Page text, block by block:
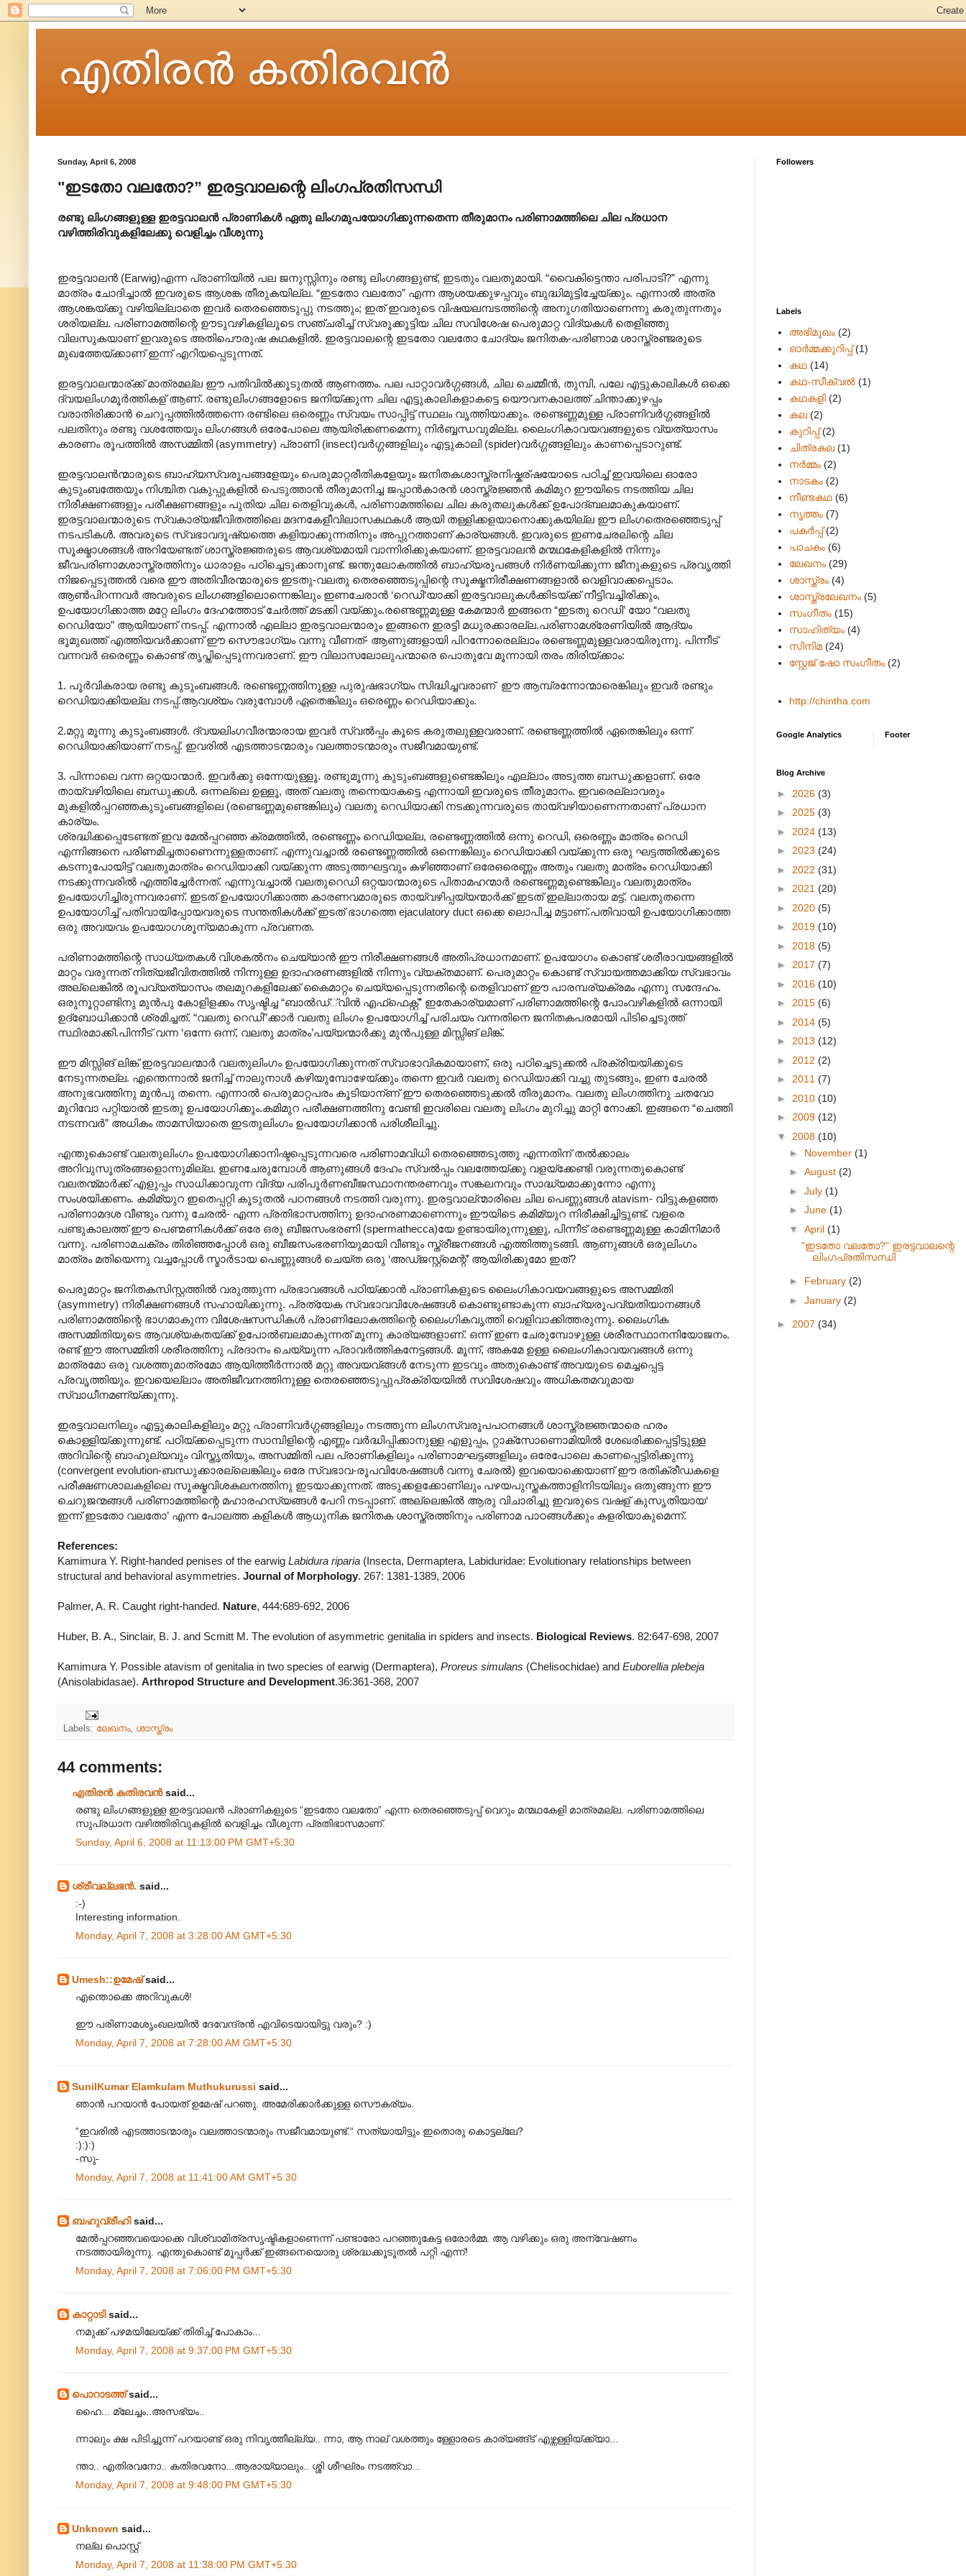
എതിരന്‍ കതിരവന്‍
Sunday, April 6, 2008
"ഇടതോ വലതോ?” ഇരട്ടവാല‍ന്റെ ലിംഗപ്രതിസന്ധി
രണ്ടു ലിംഗങ്ങളുള്ള ഇരട്ടവാലന്‍ പ്രാണികള്‍ ഏതു ലിംഗമുപയോഗിക്കുന്നതെന്ന തീരുമാനം പരിണാമത്തിലെ ചില പ്രധാന
വഴിത്തിരിവുകളിലേക്കു വെളിച്ചം വീശുന്നു
ഇരട്ടവാലന്‍ (Earwig)എന്ന പ്രാണിയില്‍ പല ജനുസ്സിനും രണ്ടു ലിംഗങ്ങളുണ്ട്, ഇടതും വലതുമായി. “വൈകിട്ടെന്താ പരിപാടി?” എന്നു
മാത്രം ചോദിച്ചാല്‍ ഇവരുടെ ആശങ്ക തീരുകയില്ല. “ഇടതോ വലതോ” എന്ന ആശയക്കുഴപ്പവും ബുദ്ധിമുട്ടിച്ചേയ്ക്കും. എന്നാല്‍ അത്ര
ആശങ്കയ്ക്കു വഴിയില്ലാതെ ഇവര്‍ തെരഞ്ഞെടുപ്പു നടത്തും; ഇത് ഇവരുടെ വിഷയലമ്പടത്തിന്റെ അനുഗതിയാണെന്നു കരുതുന്നതും
ശരിയല്ല. പരിണാമത്തിന്റെ ഊടുവഴികളിലൂടെ സഞ്ചരിച്ച് സ്വരൂക്കൂട്ടിയ ചില സവിശേഷ പെരുമാറ്റ വിദ്യകള്‍ തെളിഞ്ഞു
വിലസുകയാണ് ഇവരുടെ അതിപൌരുഷ കഥകളില്‍. ഇരട്ടവാലന്റെ ഇടതോ വലതോ ചോദ്യം ജനിതക-പരിണാമ ശാസ്ത്രഞ്ജരുടെ
മുഖത്തേയ്ക്കാണ് ഇന്ന് എറിയപ്പെടുന്നത്.
ഇരട്ടവാലന്മാര്ക്ക് മാത്രമല്ല ഈ പതിവില്‍ക്കൂടുതല്‍ ആണത്തം. പല പാറ്റാവര്‍ഗ്ഗങ്ങള്‍, ചില ചെമ്മീന്‍, തുമ്പി, പലേ എട്ടുകാലികള്‍ ഒക്കെ
ദ്വയലിംഗമൂര്‍ത്തികള് ആണ്. രണ്ടുലിംഗങ്ങളോടെ ജനിയ്ക്കുന്ന ചില എട്ടുകാലികളാകട്ടെ യൌവനകാല‍ത്ത് ചിന്താക്കുഴപ്പം
വരാതിരിക്കാന്‍ ചെറുപ്പത്തില്‍ത്തന്നെ രണ്ടിലെ ഒരെണ്ണം സ്വയം സാപ്പിട്ട് സ്ഥലം വൃത്തിയാക്കും. രണ്ടെണ്ണമുള്ള പ്രാണിവര്‍ഗ്ഗങ്ങളില്‍
പലതിനും രണ്ടു വശത്തേയും ലിംഗങ്ങള്‍ ഒരേപോലെ ആയിരിക്കണമെന്നു നിര്‍ബ്ബന്ധവുമില്ല. ലൈംഗികാവയവങ്ങളുടെ വ്യത്യാസം
കാരണം രൂപത്തില്‍ അസമ്മിതി (asymmetry) പ്രാണി (insect)വര്‍ഗ്ഗങ്ങളിലും എട്ടുകാലി (spider)വര്‍ഗ്ഗങ്ങളിലും കാണപ്പെടാറുണ്ട്.
ഇരട്ടവാലന്‍ന്മാരുടെ ബാഹ്യസ്വരൂപങ്ങളേയും പെരുമാറ്റരീതികളേയും ജനിതകശാസ്ത്രനിഷ്കര്ഷയോടെ പഠിച്ച് ഇവയിലെ ഓരോ
കുടുംബത്തേയും നിശ്ചിത വകുപ്പുകളില്‍ പെടുത്താന്‍ തീരുമാനിച്ച ജപ്പാന്‍കാരന്‍‍ ശാസ്ത്രജ്ഞന്‍ കമിമുറ ഈയിടെ നടത്തിയ ചില
നിരീക്ഷണങ്ങളും പരീക്ഷണങ്ങളും പുതിയ ചില തെളിവുകള്‍, പരിണാമത്തിലെ ചില കരുതലുകള്‍ക്ക് ഉപോദ്ബലമാകുകയാണ്.
ഇരട്ടവാലന്മാരുടെ സ്വകാര്യജീവിതത്തിലെ മദനകേളീവിലാസകഥകള്‍ ആയി തള്ളിക്കളയാനൊക്കുകയില്ല ഈ ലിംഗതെരഞ്ഞെടുപ്പ്
നടപടികള്‍. അവരുടെ സ്വഭാവദൂഷ്യത്തെ കളിയാക്കുന്നതിനും അപ്പുറത്താണ് കാര്യങ്ങള്‍. ഇവരുടെ ഇണചേരലിന്റെ ചില
സൂക്ഷ്മാശങ്ങള്‍ അറിയേണ്ടത് ശാസ്ത്രജ്ഞരുടെ ആവശ്യമായി വാന്നിരിക്കുകയാണ്. ഇരട്ടവാലന്‍‍ മന്മഥകേളികളില്‍ നിന്നും
ജീവപരിണാമശാസ്ത്രത്തിനും ധാരാളം പഠിച്ചെടുക്കാനുണ്ട്. ജന്തുലോകത്തില്‍ ബാഹ്യരൂപങ്ങള്‍ നിര്‍ണയിക്കുന്ന ജീനുകളുടെ പ്രവൃത്തി
നിജപ്പെടുത്തല്‍ വരെ ഈ അതിവീരന്മാരുടെ ഇടതു-വലതു തെരഞ്ഞെടുപ്പിന്റെ സൂക്ഷ്മനിരീക്ഷണങ്ങളാല്‍ വെളിവാക്കപ്പെടാം.
ആണ്‍പിറന്നവര്‍ അവരുടെ ലിംഗങ്ങളിലൊന്നെങ്കിലും ഇണചേരാന്‍ ‘റെഡി‘യാക്കി ഇരട്ടവാലുകള്‍ക്കിടയ്ക്ക് നീട്ടിവച്ചിരിക്കും,
ഉപയോഗിക്കാത്ത മറ്റേ ലിംഗം ദേഹത്തോട് ചേര്‍ത്ത് മടക്കി വയ്ക്കും.രണ്ടെണ്ണമുള്ള കേമന്മാര്‍ ഇങ്ങനെ “ഇടതു റെഡി’ യോ “വലതു
റെഡിയോ” ആയിയാണ് നടപ്പ്. എന്നാല്‍ എല്ലാ ഇരട്ടവാലന്മാരും ഇങ്ങനെ ഇരട്ടി മധുരക്കാരല്ല.പരിണാമശ്രേണിയില്‍ ആദ്യം
ഭൂമുഖത്ത് എത്തിയവര്‍ക്കാണ് ഈ സൌഭാഗ്യം വന്നു വീണത്- ആണുങ്ങളായി പിറന്നോരെല്ലാം രണ്ടെണ്ണമുള്ളവരായിരുന്നു. പിന്നീട്
വന്നവര്‍ ഒരെണ്ണം കൊണ്ട് തൃപ്തിപ്പെടുന്നവരാണ്. ഈ വിലാസലോലുപന്മാരെ പൊതുവേ മൂന്നായി തരം തിരിയ്ക്കാം:
1. പൂര്‍വികരായ രണ്ടു കുടുംബങ്ങള്‍. രണ്ടെണ്ണത്തിനുള്ള പുരുഷഭാഗ്യം സിദ്ധിച്ചവരാണ് ‍ ഈ ആമ്പ്രന്നോന്മാരെങ്കിലും ഇവര്‍ രണ്ടും
റെഡിയാക്കിയല്ല നടപ്പ്.ആവശ്യം വരുമ്പോള്‍‍ ഏതെങ്കിലും ഒരെണ്ണം റെഡിയാക്കും.
2.മറ്റു മൂന്നു കുടൂംബങ്ങള്‍. ദ്വയലിംഗവീരന്മാരായ ഇവര്‍‍ സ്വല്‍പ്പം കൂടെ കരുതലുള്ളവരാണ്. രണ്ടെണ്ണത്തില്‍ ഏതെങ്കിലും ഒന്ന്
റെഡിയാക്കിയാണ് നടപ്പ്. ഇവരില്‍‍ എടത്താടന്മാരും വലത്താടന്മാരും സജീവമായുണ്ട്.
3. പിന്നാലെ വന്ന ഒറ്റയാന്മാര്‍. ഇവര്‍ക്കു ഒന്നേയുള്ളൂ. രണ്ടുമൂന്നു കുടുംബങ്ങളുണ്ടെങ്കിലും എല്ലാം അടുത്ത ബന്ധുക്കളാണ്. ഒരേ
തായ്‌വഴിയിലെ ബന്ധുക്കള്‍. ഒന്നല്ലെ ഉള്ളൂ, അത് വലതു തന്നെയാകട്ടെ എന്നായി ഇവരുടെ തീരുമാനം. ഇവരെല്ലാവരും
മുകളില്‍പ്പറഞ്ഞകുടുംബങ്ങളിലെ (രണ്ടെണ്ണമുണ്ടെങ്കിലും) വലതു റെഡിയാക്കി നടക്കുന്നവരുടെ തായ്‌വഴിയാണെന്നതാണ് പ്രധാന
കാര്യം.
ശ്രദ്ധിക്കപ്പെടേണ്ടത് ഇവ മേല്‍പ്പറഞ്ഞ ക്രമത്തില്‍, രണ്ടെണ്ണം റെഡിയല്ല, രണ്ടെണ്ണത്തില്‍ ഒന്നു റെഡി, ഒരെണ്ണം മാത്രം റെഡി
എന്നിങ്ങനെ പരിണമിച്ചതാണെന്നുള്ളതാണ്. എന്നുവച്ചാല്‍ രണ്ടെണ്ണത്തില്‍ ഒന്നെങ്കിലും റെഡിയാക്കി വയ്ക്കുന്ന ഒരു ഘട്ടത്തില്‍ക്കൂടെ
കടന്നുപോയിട്ട് വലതുമാത്രം റെഡിയാക്കി വയ്ക്കുന്ന അടുത്തഘട്ടവും കഴിഞ്ഞാണ് ഒരേഒരെണ്ണം അതും വലതു മാത്രം റെഡിയാക്കി
നടക്കുന്നവരില്‍ എത്തിച്ചേര്‍ന്നത്. എന്നുവച്ചാല്‍ വലതുറെഡി ഒറ്റയാന്മാരുടെ പിതാമഹന്മാര്‍ രണ്ടെണ്ണമുണ്ടെങ്കിലും വലതുമാത്രം
ഉപയോഗിച്ചിരുന്നവരാണ്. ഇടത് ഉപയോഗിക്കാത്ത കാരണവമാരുടെ തായ്‌വഴിപ്പയ്യന്മാര്‍ക്ക് ഇടത് ഇല്ലാതായ മട്ട്. വലതുതന്നെ
ഉപയോഗിച്ച് പതിവായിപ്പോയവരുടെ സന്തതികള്‍ക്ക് ഇടത് ഭാഗത്തെ ejaculatory duct ഒക്കെ ലൊപിച്ച മട്ടാണ്.പതിവായി ഉപയോഗിക്കാത്ത
ഒരു അവയവം ഉപയോഗശൂന്യമാകുന്ന പ്രവണത.
പരിണാമത്തിന്റെ സാധ്യതകള്‍ വിശകല്‍നം ചെയ്യാന്‍ ഈ നിരീക്ഷണങ്ങള്‍ അതിപ്രധാനമാണ്. ഉപയോഗം കൊണ്ട് ശരീരാവയങ്ങളില്‍
മാറ്റം വരുന്നത് നിത്യജീവിതത്തില്‍ നിന്നുള്ള ഉദാഹരണങ്ങളില്‍ നിന്നും വ്യക്തമാണ്. പെരുമാറ്റം കൊണ്ട് സ്വായത്തമാക്കിയ സ്വഭാവം
അല്ലെങ്കില്‍ രൂപവ്യത്യാസം തലമുറകളിലേക്ക് കൈമാറ്റം ചെയ്യപ്പെടുന്നതിന്റെ തെളിവാണ് ഈ പാരമ്പര്യക്രമം എന്നു സന്ദേഹം.
ഒരുനൂറ്റാണ്ടിനു മുന്‍പു കോളിളക്കം സൃഷ്ടിച്ച “ബാല്‍ഡ്്വിന്‍‍ എഫ്ഫെക്റ്റ്” ഇതേകാര്യമാണ് പരിണാമത്തിന്റെ പോംവഴികളില്‍ ഒന്നായി
ഉദ്ബോധിക്കാന്‍ ശ്രമിച്ചത്. “വലതു റെഡി”ക്കാര്‍ വലതു ലിംഗം ഉപയോഗിച്ച് പരിചയം വന്നതിനെ ജനിതകപരമായി പിടിച്ചെടുത്ത്
സ്ഥിരമാക്കി.പിന്നീട് വന്ന ‘ഒന്നേ ഒന്ന്, വല‍തു മാത്രം’പയ്യന്മാര്‍ക്കു മുന്‍പുള്ള മിസ്സിങ് ലിങ്ക്.
ഈ മിസ്സിങ് ലിങ്ക് ഇരട്ടവാലന്മാര്‍ വലതുലിംഗം ഉപയോഗിക്കുന്നത് സ്വാഭാവികമായാണ്, ഒരു പഠിച്ചെടുക്കല്‍ പ്രക്രിയയിക്കൂടെ
നേടുന്നതല്ല. എന്തെന്നാല്‍ ജനിച്ച് നാലുനാള്‍ കഴിയുമ്പോഴേയ്ക്കും തന്നെ ഇവര്‍ വലതു റെഡിയാക്കി വച്ചു തുടങ്ങും, ഇണ ചേരല്‍
അനുഭവത്തിനു മുന്‍പു തന്നെ. എന്നാല്‍ പെരുമാറ്റപരം കൂടിയാന്ണ് ഈ തെരഞ്ഞെടുക്കല്‍ തീരുമാനം. വല‍തു ലിംഗത്തിനു ചതവോ
മുറിവോ പറ്റിയാല്‍ ഇടതു ഉപയോഗിക്കും.കമിമുറ പരീക്ഷണത്തിനു വേണ്ടി ഇവരിലെ വലതു ലിംഗം മുറിച്ചു മാറ്റി നോക്കി. ഇങ്ങനെ “ചെത്തി
നടന്നവര്‍” അധികം താമസിയാതെ ഇടതുലിംഗം ഉപയോഗിക്കാന്‍ പരിശീലിച്ചു.
എന്തുകൊണ്ട് വലതുലിംഗം ഉപയോഗിക്കാനിഷ്ടപ്പെടുന്നവരെ പരിണാമവിധി തെരഞ്ഞെടുത്തു എന്നതിന് തല്‍ക്കാലം
അറിവുസൂത്രങ്ങളൊന്നുമില്ല. ഇണചേരുമ്പോള്‍ ആണുങ്ങള്‍‍ ദേഹം സ്വല്‍പ്പം വലത്തേയ്ക്കു വളയ്ക്കേണ്ടി വരുന്നതുകൊണ്ട്
വലതന്മ്മാര്‍ക്ക് എളുപ്പം സാധിക്കാവുന്ന വിദ്യ പരിപൂര്‍ണബീജസ്ഥാനന്തരണവും സങ്കലനവും സാദ്ധ്യമാക്കുന്നോ എന്നു
സംശയിക്കണം. കമിമ്യുറ ഇതെപ്പറ്റി കൂടുതല്‍ പഠനങ്ങള്‍ നടത്തി വരുന്നു. ഇരട്ടവാല്ന്മാരിലെ ചില പെണ്ണുങ്ങള്‍ atavism- വിട്ടുകളഞ്ഞ
പരിണാമദശ വീണ്ടും വന്നു ചേരല്‍- എന്ന പ്രതിഭാസത്തിനു ഉദാഹരണമാണെന്നും ഈയിടെ കമിമ്യുറ നിരീക്ഷിച്ചിട്ടുണ്ട്. വളരെ
പണ്ടുകാലത്ത് ഈ പെണ്മണികള്‍ക്ക് ഒരേ ഒരു ബീജസംഭരണി (spermathecca)യേ ഉണ്ടായിരുന്നുള്ളു, പിന്നീട് രണ്ടെണ്ണമുള്ള കാമിനിമാര്‍
വന്നു. പരി‍ണാമചക്രം തിരിഞ്ഞപ്പോള്‍ ഒരു ബീജസംഭരണിയുമായി വീണ്ടും സ്ത്രീജനങ്ങള്‍ എത്തിത്തുടങ്ങി. ആണുങ്ങള്‍ ഒരുലിംഗം
മാത്രം മതിയെന്നു വച്ചപ്പോള്‍ സ്മാര്‍ടായ പെണ്ണുങ്ങള്‍ ചെയ്ത ഒരു ‘അഡ്ജസ്റ്റ്മെന്റ്’ ആയിരിക്കുമോ ഇത്?
പെരുമാറ്റം ജനിതകസിസ്റ്റത്തില്‍ വരുത്തുന്ന പ്രഭാവങ്ങള്‍‍ പഠിയ്ക്കാന്‍ പ്രാണികളുടെ ലൈംഗികാവയവങ്ങളുടെ അസമ്മിതി
(asymmetry) നിരീക്ഷണങ്ങള്‍ സഹായിക്കുന്നു. പ്രത്യേക സ്വഭാവവിശേഷങ്ങള്‍ കൊണ്ടുണ്ടാകുന്ന ബാഹ്യരൂപവ്യതിയാനങ്ങള്‍
പരിണാമത്തിന്റെ ഭാഗമാകുന്ന വിശേഷസന്ധികള്‍ പ്രാണിലോകത്തിന്റെ ലൈംഗികവൃത്തി വെളിവാക്കിത്തരുന്നു. ലൈംഗിക
അസമ്മിതിയുടെ ആവശ്യകതയ്ക്ക് ഉപോല്‍ബലമാകുന്നത് മൂന്നു കാര്യങ്ങളാണ്. ഒന്ന് ഇണ ചേരുമ്പോഴുള്ള ശരീരസ്ഥാനനിയോജനം.
രണ്ട് ഈ അസമ്മിതി ശരീരത്തിനു പ്രദാനം ചെയ്യുന്ന പ്രാവര്‍ത്തികനേട്ടങ്ങള്‍. മൂന്ന്, അകമേ ഉള്ള ലൈംഗികാവയവങ്ങള്‍ ഒന്നു
മാത്രമോ ഒരു വശത്തുമാത്രമോ ആയിത്തീര്‍ന്നാല്‍ മറ്റു അവയവ്ങ്ങള്‍ നേടുന്ന ഇടവും അതുകൊണ്ട് അവയുടെ മെച്ചപ്പെട്ട
പ്രവൃത്തിയും. ഇവയെല്ലാം അതിജീവനത്തിനുള്ള തെരഞ്ഞെടുപ്പുപ്രക്രിയയില്‍ സവിശേഷവും അധികതമവുമായ
സ്വാധീനമണ്യ്ക്കുന്നു.
ഇരട്ടവാലനിലും എട്ടുകാലികളിലും മറ്റു പ്രാണിവര്‍ഗ്ഗങ്ങളിലും നടത്തുന്ന ലിംഗസ്വരൂപപഠനങ്ങള്‍‍ ശാസ്ത്രജ്ഞന്മാരെ ഹരം
കൊള്ളിയ്ക്കുന്നുണ്ട്. പഠിയ്ക്കപ്പെടുന്ന സാമ്പിളിന്റെ എണ്ണം വര്‍ദ്ധിപ്പിക്കാനുള്ള എളുപ്പം, റ്റാക്സോണൊമിയില്‍ ശേഖരിക്കപ്പെട്ടിട്ടുള്ള
അറിവിന്റെ ബാഹുല്യവും വിസ്തൃതിയും, അസമ്മിതി പല പ്രാണികളിലും പരിണാമഘട്ടങ്ങളിലും ഒരേപോലെ കാണപ്പെട്ടിരിക്കുന്നു
(convergent evolution-ബന്ധുക്കാരല്ലെങ്കിലും ഒരേ സ്വഭാവ-രൂപവിശേഷങ്ങള്‍ വന്നു ചേരല്‍) ഇവയൊക്കെയാണ് ഈ രതിക്രീഡകളെ
പരീക്ഷണശാലകളിലെ സൂക്ഷ്മവിശകലനത്തിനു ഇടയാക്കുന്നത്. അടുക്കളക്കോണിലും പഴയപുസ്തകത്താളിനിടയിലും ഒതുങ്ങുന്ന ഈ
ചെറുജന്മങ്ങള്‍ പരിണാമത്തിന്റെ മഹാരഹസ്യങ്ങള്‍ പേറി നടപ്പാണ്. അല്ലെങ്കില്‍ ആരു വിചാരിച്ചു ഇവരുടെ വഷള് കുസൃതിയായ‘
ഇന്ന് ഇടതോ വലതോ’ എന്ന പോലത്ത കളികള്‍ ആധുനിക ജനിതക ശാസ്ത്രത്തിനും പരിണാമ പാഠങ്ങള്‍ക്കും കളരിയാകുമെന്ന്.
References:
Kamimura Y. Right-handed penises of the earwig Labidura riparia (Insecta, Dermaptera, Labiduridae: Evolutionary relationships between
structural and behavioral asymmetries. Journal of Morphology. 267: 1381-1389, 2006
Palmer, A. R. Caught right-handed. Nature, 444:689-692, 2006
Huber, B. A., Sinclair, B. J. and Scmitt M. The evolution of asymmetric genitalia in spiders and insects. Biological Reviews. 82:647-698, 2007
Kamimura Y. Possible atavism of genitalia in two species of earwig (Dermaptera), Proreus simulans (Chelisochidae) and Euborellia plebeja
(Anisolabidasae). Arthropod Structure and Development.36:361-368, 2007
Labels: ലേഖനം, ശാസ്ത്രം
44 comments:
എതിരന്‍ കതിരവന്‍said...
രണ്ടു ലിംഗങ്ങളുള്ള ഇരട്ടവാലന്‍ പ്രാണികളുടെ “ഇടതോ വലതോ” എന്ന തെരഞ്ഞെടുപ്പ് വെറും മന്മഥകേളി മാത്രമല്ല. പരിണാമത്തിലെ
സുപ്രധാന വഴിത്തിരിവുകളില്‍ വെളിച്ചം വീശുന്ന പ്രതിഭാസമാണ്.
Sunday, April 6, 2008 at 11:13:00 PM GMT+5:30
ശ്രീവല്ലഭന്‍. said...
:-)
Interesting information.
Monday, April 7, 2008 at 3:28:00 AM GMT+5:30
Umesh::ഉമേഷ്said...
എന്തൊക്കെ അറിവുകള്‍!
ഈ പരിണാമശൃംഖലയില്‍ ദേവേന്ദ്രന്‍ എവിടെയായിട്ടു വരും? :)
Monday, April 7, 2008 at 7:28:00 AM GMT+5:30
SunilKumar Elamkulam Muthukurussi said...
ഞാന്‍ പറയാന്‍ പോയത് ഉമേഷ് പറഞു. അമേരിക്കാര്‍ക്കുള്ള സൌകര്യം.
“ഇവരില്‍‍ എടത്താടന്മാരും വലത്താടന്മാരും സജീവമായുണ്ട്.“ സത്യായിട്ടും ഇതൊരു കൊട്ടല്ലേ?
:):):)
-സു-
Monday, April 7, 2008 at 11:41:00 AM GMT+5:30
ബഹുവ്രീഹിsaid...
മേല്‍പ്പറഞ്ഞവയൊക്കെ വിശ്വാമിത്രസൃഷ്ടികളാണെന്ന് പണ്ടാരോ പറഞ്ഞുകേട്ട ഒരോര്‍മ്മ. ആ വഴിക്കും ഒരു അന്വേഷണം
നടത്തായിരുന്നു. എന്തുകൊണ്ട് മൂപ്പര്‍ക്ക് ഇങ്ങനെയൊരു ശ്രദ്ധക്കൂടൂതല്‍ പറ്റി എന്ന്!
Monday, April 7, 2008 at 7:06:00 PM GMT+5:30
കാറ്റാടിsaid...
നമുക്ക് പഴമയിലേയ്ക്ക് തിരിച്ച് പോകാം...
Monday, April 7, 2008 at 9:37:00 PM GMT+5:30
പൊറാടത്ത്said...
ഹൈ... മ്ലേച്ചം..അസഭ്യം..
ന്നാലും ക്ഷ പിടിച്ചൂന്ന് പറയാണ്ട് ഒരു നിവൃത്തീല്ല്യ.. ന്നാ, ആ നാല് വശത്തും ള്ളോരടെ കാര്യങ്ങ്ട് എഴ്ന്നള്ളിയ്ക്ക്യാ...
ന്താ.. എതിരവനോ.. കതിരവനോ...ആരായ്യാലും.. ശ്ശി ശീഘ്രം നടത്ത്വാ...
Monday, April 7, 2008 at 9:48:00 PM GMT+5:30
Unknown said...
നല്ല പൊസ്റ്റ്
Monday, April 7, 2008 at 11:38:00 PM GMT+5:30
Followers
Labels
അഭിമുഖം (2)
ഓർമ്മക്കുറിപ്പ് (1)
കഥ (14)
കഥ-സീക്വല്‍ (1)
കഥകളി (2)
കല (2)
കുറിപ്പ് (2)
ചിത്രകല (1)
നർമ്മം (2)
നാടകം (2)
നീണ്ടകഥ (6)
നൃത്തം (7)
പകര്‍പ്പ് (2)
പാചകം (6)
ലേഖനം (29)
ശാസ്ത്രം (4)
ശാസ്ത്രലേഖനം (5)
സംഗീതം (15)
സാഹിത്യം (4)
സിനിമ (24)
സ്റ്റേജ് ഷോ സംഗീതം (2)
http://chintha.com
Google Analytics Footer
Blog Archive
► 2026 (3)
► 2025 (3)
► 2024 (13)
► 2023 (24)
► 2022 (31)
► 2021 (20)
► 2020 (5)
► 2019 (10)
► 2018 (5)
► 2017 (7)
► 2016 (10)
► 2015 (6)
► 2014 (5)
► 2013 (12)
► 2012 (2)
► 2011 (7)
► 2010 (10)
► 2009 (12)
▼ 2008 (10)
► November (1)
► August (2)
► July (1)
► June (1)
▼ April (1)
"ഇടതോ വലതോ?” ഇരട്ടവാല‍ന്റെ
ലിംഗപ്രതിസന്ധി
► February (2)
► January (2)
► 2007 (34)